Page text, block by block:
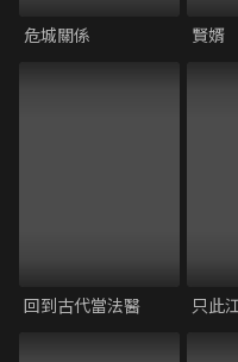
危城關係 賢婿
回到古代當法醫 只此